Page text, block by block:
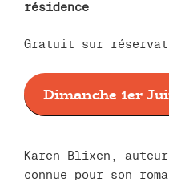
résidence
Gratuit sur
Dimanche 1er
Karen Blixen,
connue pour son